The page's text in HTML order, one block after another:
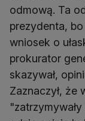
odmową. Ta
prezydenta,
wniosek o
prokurator
skazywał,
Zaznaczył, że